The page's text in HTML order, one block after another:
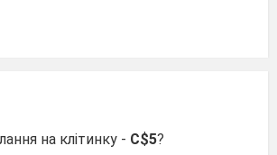
на клітинку - C$5?